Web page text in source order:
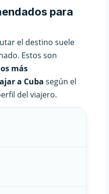
para
el destino suele
Estos son
más
a Cuba según el
del viajero.